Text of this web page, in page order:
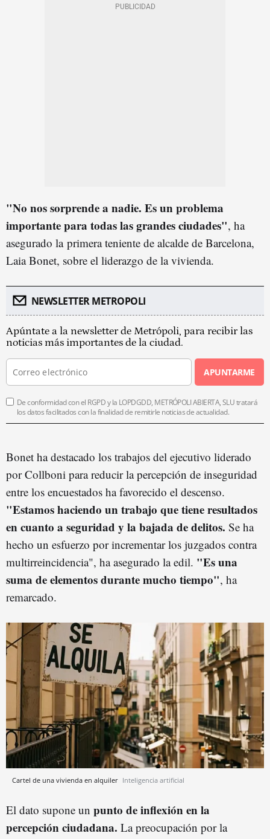
"No nos sorprende a nadie. Es un problema
importante para todas las grandes ciudades", ha
asegurado la primera teniente de alcalde de Barcelona,
Laia Bonet, sobre el liderazgo de la vivienda.
NEWSLETTER METROPOLI
Apúntate a la newsletter de Metrópoli, para recibir las
noticias más importantes de la ciudad.
APUNTARME
De conformidad con el RGPD y la LOPDGDD, METRÓPOLI ABIERTA, SLU tratará
los datos facilitados con la finalidad de remitirle noticias de actualidad.
Bonet ha destacado los trabajos del ejecutivo liderado
por Collboni para reducir la percepción de inseguridad
entre los encuestados ha favorecido el descenso.
"Estamos haciendo un trabajo que tiene resultados
en cuanto a seguridad y la bajada de delitos. Se ha
hecho un esfuerzo por incrementar los juzgados contra
multirreincidencia", ha asegurado la edil. "Es una
suma de elementos durante mucho tiempo", ha
remarcado.
Cartel de una vivienda en alquiler Inteligencia artificial
El dato supone un punto de inflexión en la
percepción ciudadana. La preocupación por la